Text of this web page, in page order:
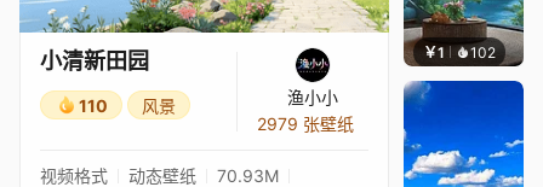
小清新田园
110 风景
渔小小
2979 张壁纸
视频格式 动态壁纸
70.93M
￥1 102 叮叮